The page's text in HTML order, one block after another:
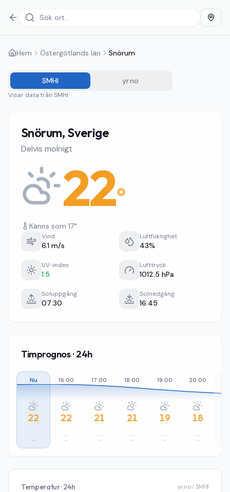
Hem Östergötlands län Snörum
SMHI yr.no
Visar data från SMHI
Snörum, Sverige
Delvis molnigt
22°
Känns som 17°
Vind
6.1 m/s
Luftfuktighet
43%
UV-index
1.5
Lufttryck
1012.5 hPa
Soluppgång
07:30
Solnedgång
16:45
Timprognos · 24h
Nu
22
–
16:00
22
–
17:00
21
–
18:00
21
–
19:00
19
–
20:00
18
–
Temperatur · 24h yr.no / SMHI